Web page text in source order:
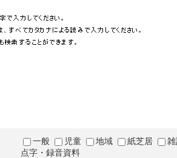
一般 児童 地域 紙芝居
点字・録音資料